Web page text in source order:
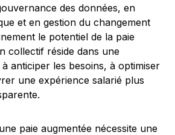
des données, en
et en gestion du changement
le potentiel de la paie
collectif réside dans une
anticiper les besoins, à optimiser
une expérience salarié plus
paie augmentée nécessite une